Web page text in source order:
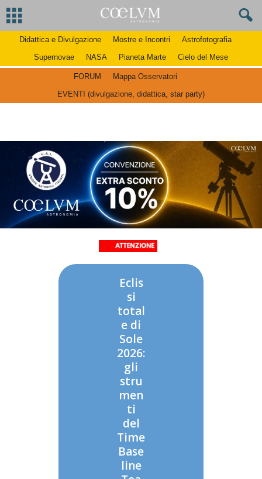
Didattica e Divulgazione Mostre e Incontri
Astrofotografia
Supernovae
NASA Pianeta Marte Cielo del Mese
FORUM
Mappa Osservatori
EVENTI (divulgazione, didattica, star party)
Eclis
si
total
e di
Sole
2026:
gli
stru
men
ti
del
Time
Base
line